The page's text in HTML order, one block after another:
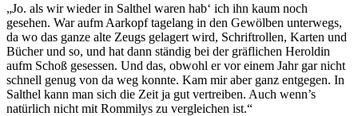
„Jo. als wir wieder in Salthel waren hab‘ ich ihn kaum noch
gesehen. War aufm Aarkopf tagelang in den Gewölben unterwegs,
da wo das ganze alte Zeugs gelagert wird, Schriftrollen, Karten und
Bücher und so, und hat dann ständig bei der gräflichen Heroldin
aufm Schoß gesessen. Und das, obwohl er vor einem Jahr gar nicht
schnell genug von da weg konnte. Kam mir aber ganz entgegen. In
Salthel kann man sich die Zeit ja gut vertreiben. Auch wenn’s
natürlich nicht mit Rommilys zu vergleichen ist.“